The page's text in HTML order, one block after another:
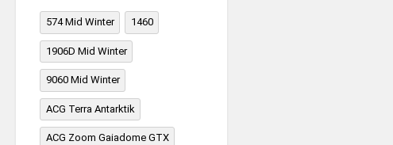
574 Mid Winter 1460
1906D Mid Winter
9060 Mid Winter
ACG Terra Antarktik
ACG Zoom Gaiadome GTX